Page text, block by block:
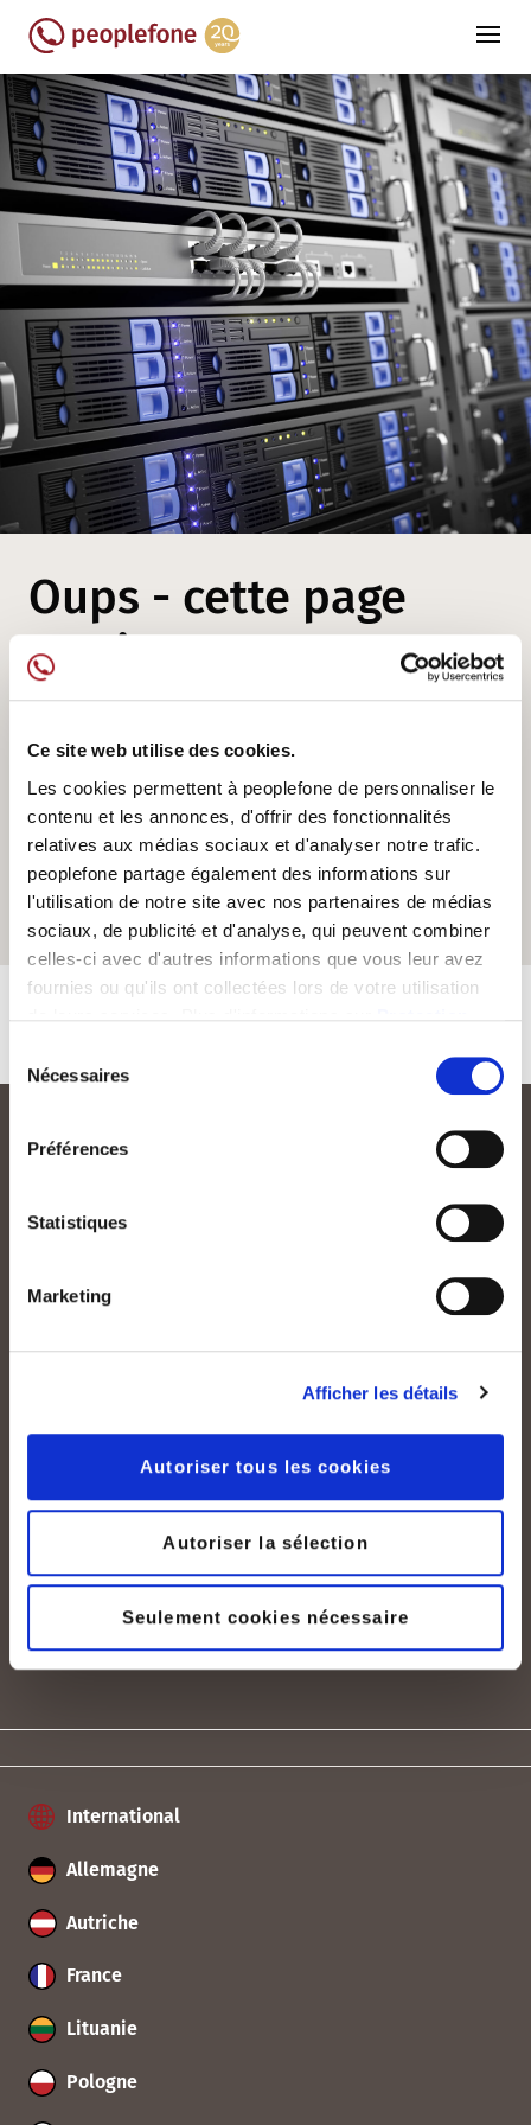
Ce site web utilise des cookies.
Les cookies permettent à peoplefone de personnaliser le
contenu et les annonces, d'offrir des fonctionnalités
relatives aux médias sociaux et d'analyser notre trafic.
peoplefone partage également des informations sur
l'utilisation de notre site avec nos partenaires de médias
sociaux, de publicité et d'analyse, qui peuvent combiner
celles-ci avec d'autres informations que vous leur avez
fournies ou qu'ils ont collectées lors de votre utilisation
du Nécessaires
Préférences
Statistiques
Marketing
Afficher les détails
Autoriser tous les cookies
Autoriser la sélection
Seulement cookies nécessaire
Oups - cette page
n'existe pas
Mais peut-être êtes-vous intéressé par
nos offres et nos solutions de
téléphonie...
peoplefone Homepage
Mentions légales
Conditions générales
Quicklinks
Numéros de téléphone
Tarifs & Prix
International
Allemagne
Autriche
France
Lituanie
Pologne